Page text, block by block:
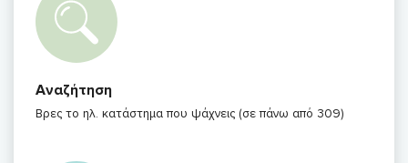
Αναζήτηση
Βρες το ηλ. κατάστημα που ψάχνεις (σε πάνω από 309)